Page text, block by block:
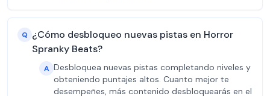
Q ¿Cómo desbloqueo nuevas pistas en Horror
Spranky Beats?
A Desbloquea nuevas pistas completando niveles y
obteniendo puntajes altos. Cuanto mejor te
desempeñes, más contenido desbloquearás en el